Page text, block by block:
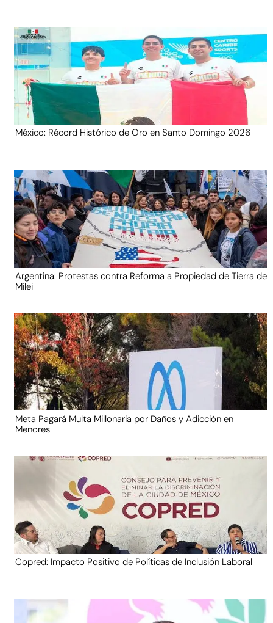
México: Récord Histórico de Oro en Santo Domingo 2026
Argentina: Protestas contra Reforma a Propiedad de Tierra de
Milei
Meta Pagará Multa Millonaria por Daños y Adicción en
Menores
Copred: Impacto Positivo de Políticas de Inclusión Laboral